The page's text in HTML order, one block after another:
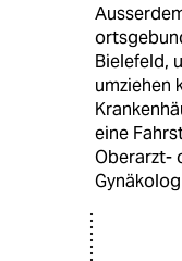
Bielefeld,
umziehen
eine
Oberarzt-